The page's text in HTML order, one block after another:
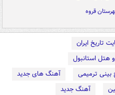
قروه
تاریخ ایران
هتل استانبول
بینی ترمیمی
آهنگ های جدید
آهنگ جدید